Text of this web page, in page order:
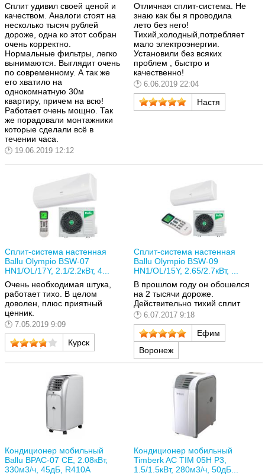
Сплит удивил своей ценой и
качеством. Аналоги стоят на
несколько тысяч рублей
дороже, одна ко этот собран
очень корректно.
Нормальные фильтры, легко
вынимаются. Выглядит очень
по современному. А так же
его хватило на
однокомнатную 30м
квартиру, причем на всю!
Работает очень мощно. Так
же порадовали монтажники
которые сделали всё в
течении часа.
19.06.2019 12:12
Отличная сплит-система. Не
знаю как бы я проводила
лето без него!
Тихий,холодный,потребляет
мало электроэнергии.
Установили без всяких
проблем , быстро и
качественно!
6.06.2019 22:04
Настя
Сплит-система настенная
Ballu Olympio BSW-07
HN1/OL/17Y, 2.1/2.2кВт, 4...
Очень необходимая штука,
работает тихо. В целом
доволен, плюс приятный
ценник.
7.05.2019 9:09
Курск
Сплит-система настенная
Ballu Olympio BSW-09
HN1/OL/15Y, 2.65/2.7кВт, ...
В прошлом году он обошелся
на 2 тысячи дороже.
Действительно тихий сплит
6.07.2017 9:18
Ефим
Воронеж
Кондиционер мобильный
Ballu BPAC-07 CE, 2.08кВт,
330м3/ч, 45дБ, R410A
Кондиционер мобильный
Timberk AC TIM 05H P3,
1.5/1.5кВт, 280м3/ч, 50дБ...